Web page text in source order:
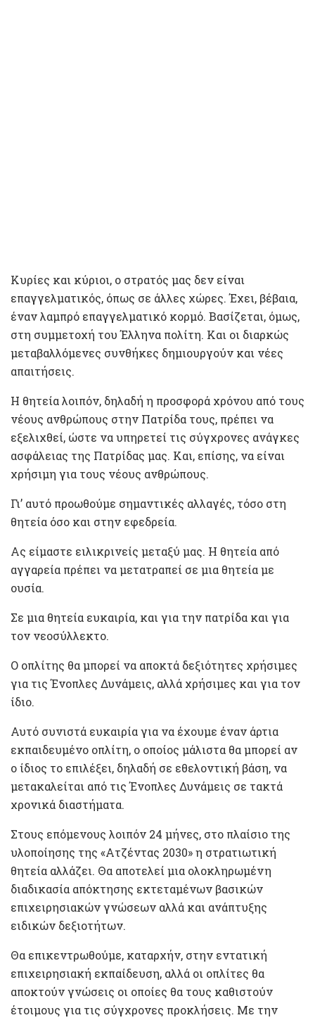
Κυρίες και κύριοι, ο στρατός μας δεν είναι
επαγγελματικός, όπως σε άλλες χώρες. Έχει, βέβαια,
έναν λαμπρό επαγγελματικό κορμό. Βασίζεται, όμως,
στη συμμετοχή του Έλληνα πολίτη. Και οι διαρκώς
μεταβαλλόμενες συνθήκες δημιουργούν και νέες
απαιτήσεις.
Η θητεία λοιπόν, δηλαδή η προσφορά χρόνου από τους
νέους ανθρώπους στην Πατρίδα τους, πρέπει να
εξελιχθεί, ώστε να υπηρετεί τις σύγχρονες ανάγκες
ασφάλειας της Πατρίδας μας. Και, επίσης, να είναι
χρήσιμη για τους νέους ανθρώπους.
Γι’ αυτό προωθούμε σημαντικές αλλαγές, τόσο στη
θητεία όσο και στην εφεδρεία.
Ας είμαστε ειλικρινείς μεταξύ μας. Η θητεία από
αγγαρεία πρέπει να μετατραπεί σε μια θητεία με
ουσία.
Σε μια θητεία ευκαιρία, και για την πατρίδα και για
τον νεοσύλλεκτο.
Ο οπλίτης θα μπορεί να αποκτά δεξιότητες χρήσιμες
για τις Ένοπλες Δυνάμεις, αλλά χρήσιμες και για τον
ίδιο.
Αυτό συνιστά ευκαιρία για να έχουμε έναν άρτια
εκπαιδευμένο οπλίτη, ο οποίος μάλιστα θα μπορεί αν
ο ίδιος το επιλέξει, δηλαδή σε εθελοντική βάση, να
μετακαλείται από τις Ένοπλες Δυνάμεις σε τακτά
χρονικά διαστήματα.
Στους επόμενους λοιπόν 24 μήνες, στο πλαίσιο της
υλοποίησης της «Ατζέντας 2030» η στρατιωτική
θητεία αλλάζει. Θα αποτελεί μια ολοκληρωμένη
διαδικασία απόκτησης εκτεταμένων βασικών
επιχειρησιακών γνώσεων αλλά και ανάπτυξης
ειδικών δεξιοτήτων.
Θα επικεντρωθούμε, καταρχήν, στην εντατική
επιχειρησιακή εκπαίδευση, αλλά οι οπλίτες θα
αποκτούν γνώσεις οι οποίες θα τους καθιστούν
έτοιμους για τις σύγχρονες προκλήσεις. Με την